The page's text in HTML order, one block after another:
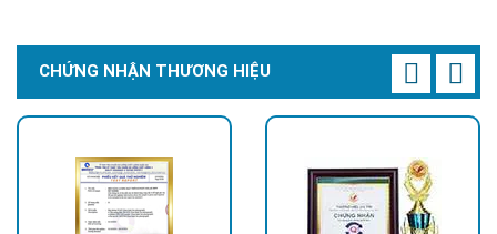
CHỨNG NHẬN THƯƠNG HIỆU